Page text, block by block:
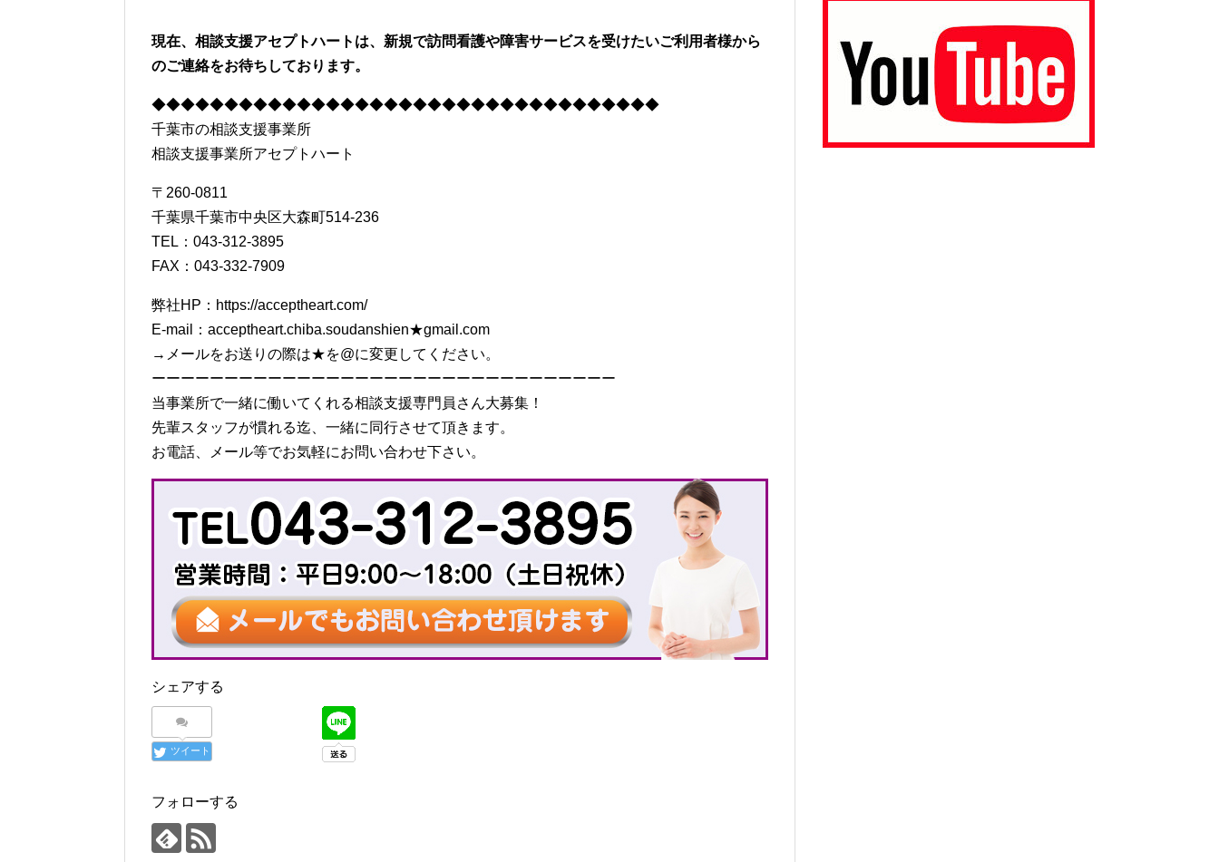
現在、相談支援アセプトハートは、新規で訪問看護や障害サービスを受けたいご利用者様から
のご連絡をお待ちしております。
◆◆◆◆◆◆◆◆◆◆◆◆◆◆◆◆◆◆◆◆◆◆◆◆◆◆◆◆◆◆◆◆◆◆◆
千葉市の相談支援事業所
相談支援事業所アセプトハート
〒260-0811
千葉県千葉市中央区大森町514-236
TEL：043-312-3895
FAX：043-332-7909
弊社HP：https://acceptheart.com/
E-mail：acceptheart.chiba.soudanshien★gmail.com
→メールをお送りの際は★を@に変更してください。
ーーーーーーーーーーーーーーーーーーーーーーーーーーーーーーーー
当事業所で一緒に働いてくれる相談支援専門員さん大募集！
先輩スタッフが慣れる迄、一緒に同行させて頂きます。
お電話、メール等でお気軽にお問い合わせ下さい。
シェアする
ツイート
フォローする